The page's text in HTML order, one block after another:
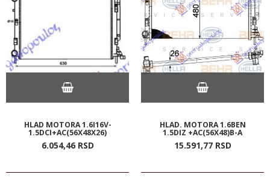
HLAD MOTORA 1.6I16V-
1.5DCI+AC(56X48X26)
6.054,46 RSD
HLAD. MOTORA 1.6BEN
1.5DIZ +AC(56X48)B-A
15.591,77 RSD